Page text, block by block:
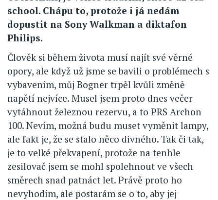
school. Chápu to, protože i já nedám
dopustit na Sony Walkman a diktafon
Philips.
Člověk si během života musí najít své věrné
opory, ale když už jsme se bavili o problémech s
vybavením, můj Bogner trpěl kvůli změně
napětí nejvíce. Musel jsem proto dnes večer
vytáhnout železnou rezervu, a to PRS Archon
100. Nevím, možná budu muset vyměnit lampy,
ale fakt je, že se stalo něco divného. Tak či tak,
je to velké překvapení, protože na tenhle
zesilovač jsem se mohl spolehnout ve všech
směrech snad patnáct let. Právě proto ho
nevyhodím, ale postarám se o to, aby jej